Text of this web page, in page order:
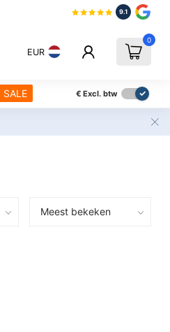
9.1
EUR
0
SALE € Excl. btw